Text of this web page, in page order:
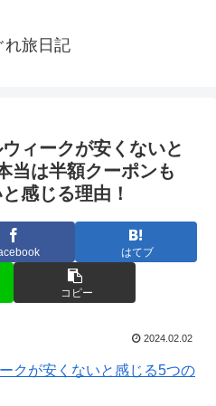
れ旅日記
ィークが安くないと
当は半額クーポンも
感じる理由！
はてブ
コピー
2024.02.02